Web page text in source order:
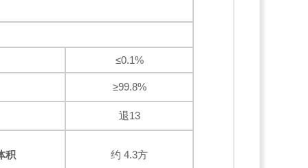
≤0.1%
≥99.8%
退13
积 约 4.3方